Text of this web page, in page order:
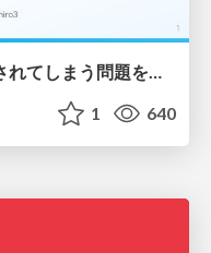
複数の Claude Code が"放置"されてしまう問題をCLI ダッシュボードを自作して解決した話
1 640